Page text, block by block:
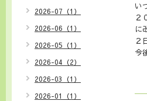
い
２
に
２
今
2026-07（1）
2026-06（1）
2026-05（1）
2026-04（2）
2026-03（1）
2026-01（1）